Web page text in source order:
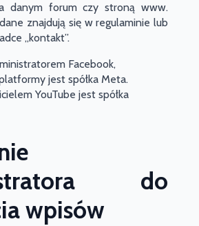
danym forum czy stroną www.
znajdują się w regulaminie lub
„kontakt”.
Facebook,
jest spółka Meta.
YouTube jest spółka
do
wpisów